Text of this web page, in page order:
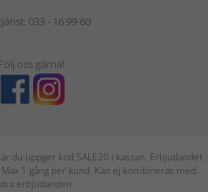
033 - 16 99 60
Följ oss gärna!
du uppger kod SALE20 i kassan. Erbjudandet
1 gång per kund. Kan ej kombineras med
erbjudanden.